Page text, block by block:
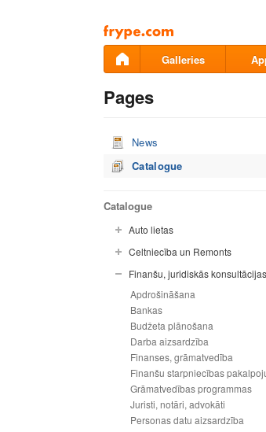
Pāriet
uz
saturu
Galleries
Pages
News
Catalogue
Catalogue
Auto lietas
Celtniecība un Remonts
Finanšu, juridiskās konsultācijas
Apdrošināšana
Bankas
Budžeta plānošana
Darba aizsardzība
Finanses, grāmatvedība
Finanšu starpniecības
Grāmatvedības programmas
Juristi, notāri, advokāti
Personas datu aizsardzība